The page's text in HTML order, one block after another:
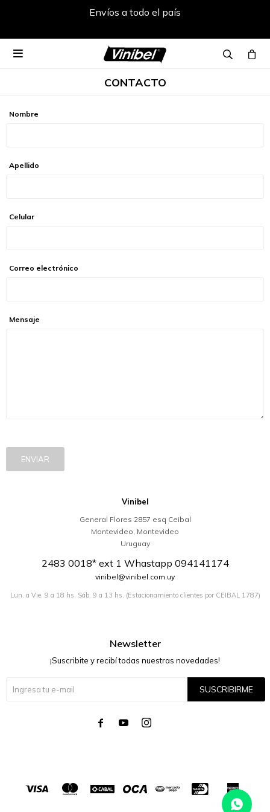
Envíos a todo el país

CONTACTO
Nombre
Apellido
Celular
Correo electrónico
Mensaje
ENVIAR
Vinibel
General Flores 2857 esq Ceibal
Montevideo, Montevideo
Uruguay
2483 0018* ext 1 Whastapp 094141174
vinibel@vinibel.com.uy
Lun. a Vie. 9 a 18 hs. Sáb. 9 a 13 hs. (Estacionamiento clientes por CEIBAL 1787)
Newsletter
¡Suscribite y recibí todas nuestras novedades!
SUSCRIBIRME
  